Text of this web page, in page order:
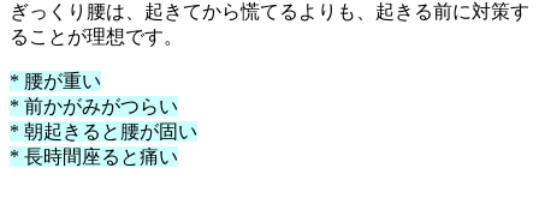
ぎっくり腰は、起きてから慌てるよりも、起きる前に対策す
ることが理想です。
* 腰が重い
* 前かがみがつらい
* 朝起きると腰が固い
* 長時間座ると痛い